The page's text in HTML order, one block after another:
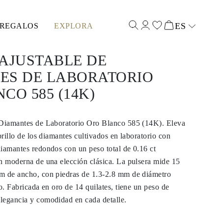
EXPLORA ES
DE
DE LABORATORIO
585 (14K)
de Laboratorio Oro Blanco 585 (14K). Eleva
de los diamantes cultivados en laboratorio con
redondos con un peso total de 0.16 ct
moderna de una elección clásica. La pulsera mide 15
de ancho, con piedras de 1.3-2.8 mm de diámetro
Fabricada en oro de 14 quilates, tiene un peso de
y comodidad en cada detalle.